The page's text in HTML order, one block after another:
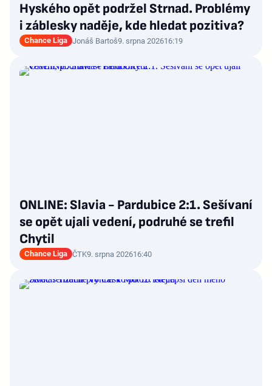
Hyského opět podržel Strnad. Problémy
i záblesky naděje, kde hledat pozitiva?
Chance Liga Jonáš Bartoš9. srpna 202616:19
ONLINE: Slavia - Pardubice 2:1. Sešívaní
se opět ujali vedení, podruhé se trefil
Chytil
Chance Liga ČTK9. srpna 202616:40